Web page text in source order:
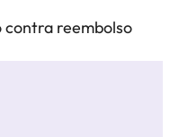
contra reembolso